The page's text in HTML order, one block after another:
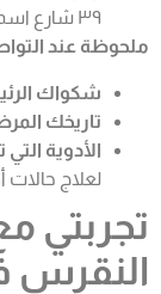
٣٩ شارع اسماء فهمى ارض الجولف خلف الرقابة الادارية
ملحوظة عند
شكواك
تاريخك
الأدوية التي
لعلاج حالات
تجربتي
النقرس